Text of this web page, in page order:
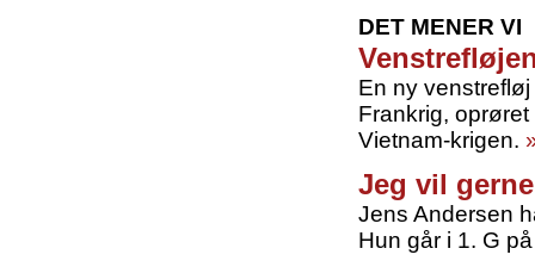
DET MENER VI
En ny
Frankrig,
Vietnam-krigen.
Jeg vil
Jens Andersen
Hun går i 1. G